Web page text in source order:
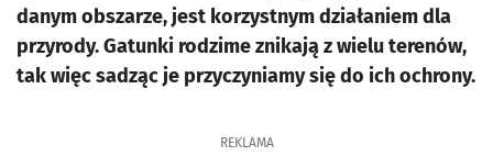
danym obszarze, jest korzystnym działaniem dla
przyrody. Gatunki rodzime znikają z wielu terenów,
tak więc sadząc je przyczyniamy się do ich ochrony.
REKLAMA